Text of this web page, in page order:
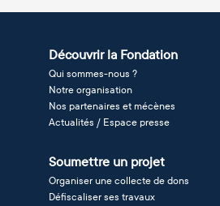
Découvrir la Fondation
Qui sommes-nous ?
Notre organisation
Nos partenaires et mécènes
Actualités / Espace presse
Soumettre un projet
Organiser une collecte de dons
Défiscaliser ses travaux